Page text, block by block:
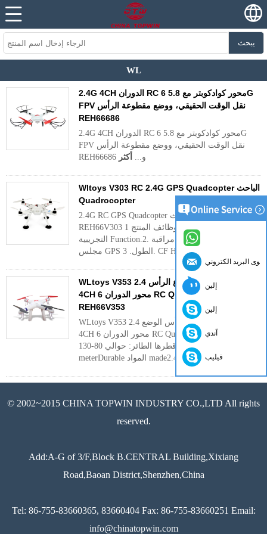
يبحث
WL
2.4G 4CH الدوران RC 6 محور كوادكوبتر مع 5.8G
FPV نقل الوقت الحقيقي، ووضع مقطوعة الرأس
REH66686
2.4G 4CH الدوران RC 6 محور كوادكوبتر مع 5.8G
FPV نقل الوقت الحقيقي، ووضع مقطوعة الرأس
REH66686 و... أكثر
Wltoys V303 RC 2.4G GPS Quadcopter الباحث
Quadrocopter
2.4G RC GPS Quadcopter الباحث Quadrocopter
REH66V303 وظائف المنتج 1. GPS السيارات
التجريبية Function.2. التحكم في الطيران مراقبة
مجلس GPS الطول. 3. CF H ...أكثر
WLtoys V353 غالاكسي الوضع مقطوع الرأس 2.4G
4CH 6 محور الدوران RC Quadcopter
REH66V353
WLtoys V353 غالاكسي مقطوع الرأس الوضع 2.4G
4CH 6 محور الدوران RC Quadcopter REH66V353
وظيفة دائرة نصف قطرها الطائر: حوالي 80-130
meterDurable المواد made2.4GHz الاب ...أكثر
© 2002~2015 CHINA TOPWIN INDUSTRY CO.,LTD All rights
reserved.
Add:A-G of 3/F,Block B.CENTRAL Building,Xixiang
Road,Baoan District,Shenzhen,China
Tel: 86-755-83660365, 83660404 Fax: 86-755-83660251 Email:
info@chinatopwin.com
البريد الكتروني
إلين
إلين
آندي
فيليب